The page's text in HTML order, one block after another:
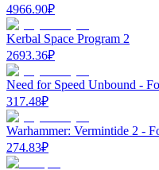
4966.90₽
Kerbal Space Program 2
2693.36₽
Need for Speed Unbound -
317.48₽
Warhammer: Vermintide 2 -
274.83₽